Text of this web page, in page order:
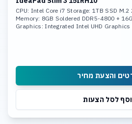
CPU: Intel Core i7 Storage: 1TB SSD M.2
Memory: 8GB Soldered DDR5-4800 +
Graphics: Integrated Intel UHD Graphics
והצעת מחיר
לסל הצעות